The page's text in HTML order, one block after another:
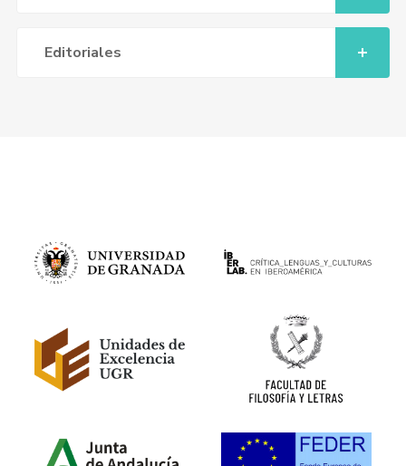
Editoriales